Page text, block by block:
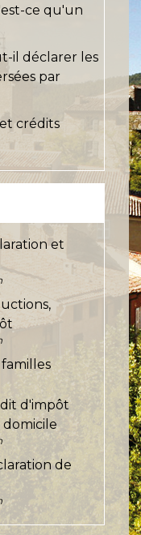
ce qu'un
il déclarer les
par
crédits
et
d'impôt
de